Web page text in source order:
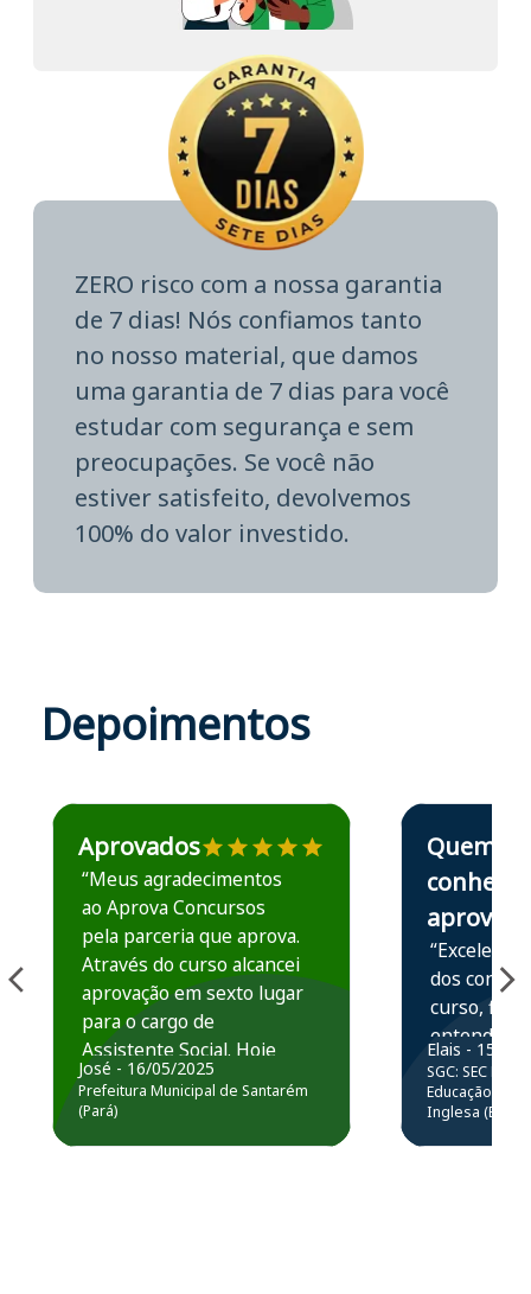
ZERO risco com a nossa garantia
de 7 dias! Nós confiamos tanto
no nosso material, que damos
uma garantia de 7 dias para você
estudar com segurança e sem
preocupações. Se você não
estiver satisfeito, devolvemos
100% do valor investido.
Depoimentos
Estudante José recomenda o Aprova Concursos em
Aprovados
“Meus agradecimentos
ao Aprova Concursos
pela parceria que aprova.
Através do curso alcancei
aprovação em sexto lugar
para o cargo de
Assistente Social. Hoje
estou atuando na
Prefeitura de Santarém.
José - 16/05/2025
Prefeitura Municipal de Santarém
(Pará)
Estudante Elais
Quem
conhece,
aprova
“Excelente
dos
curso,
entender e
prática
resolução
questões.”
Elais - 15/07/
SGC: SEC BA
Educação
Inglesa (Edital